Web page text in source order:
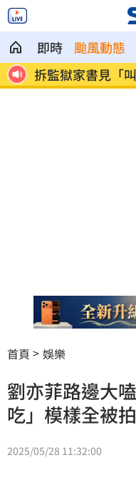
即時 颱風動態
ETF存到2千萬退
首頁 娛樂
劉亦菲路邊大
吃」模樣全被
2025/05/28 11:32:00